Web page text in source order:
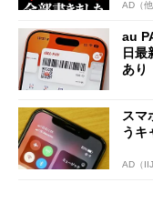
AD（
au
日最
あり
スマ
うキ
AD（